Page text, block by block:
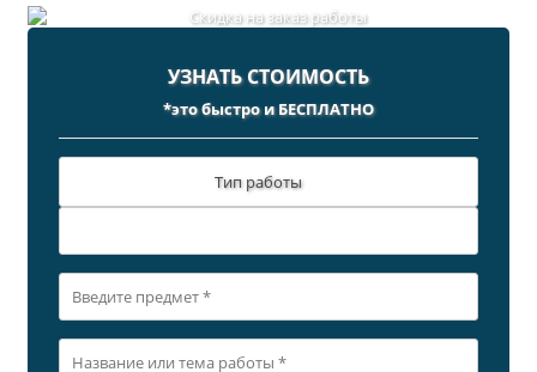
УЗНАТЬ СТОИМОСТЬ
*это быстро и БЕСПЛАТНО
Тип работы